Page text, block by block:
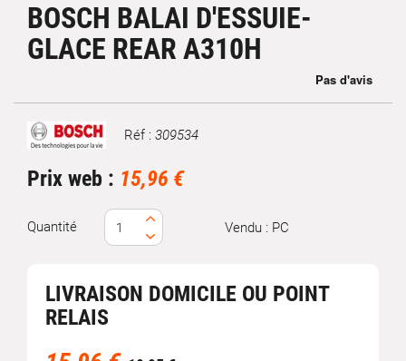
BOSCH BALAI D'ESSUIE-
GLACE REAR A310H
Marque Réf : 309534
Prix web : 15,96 €
Quantité Vendu : PC
LIVRAISON DOMICILE OU POINT
RELAIS